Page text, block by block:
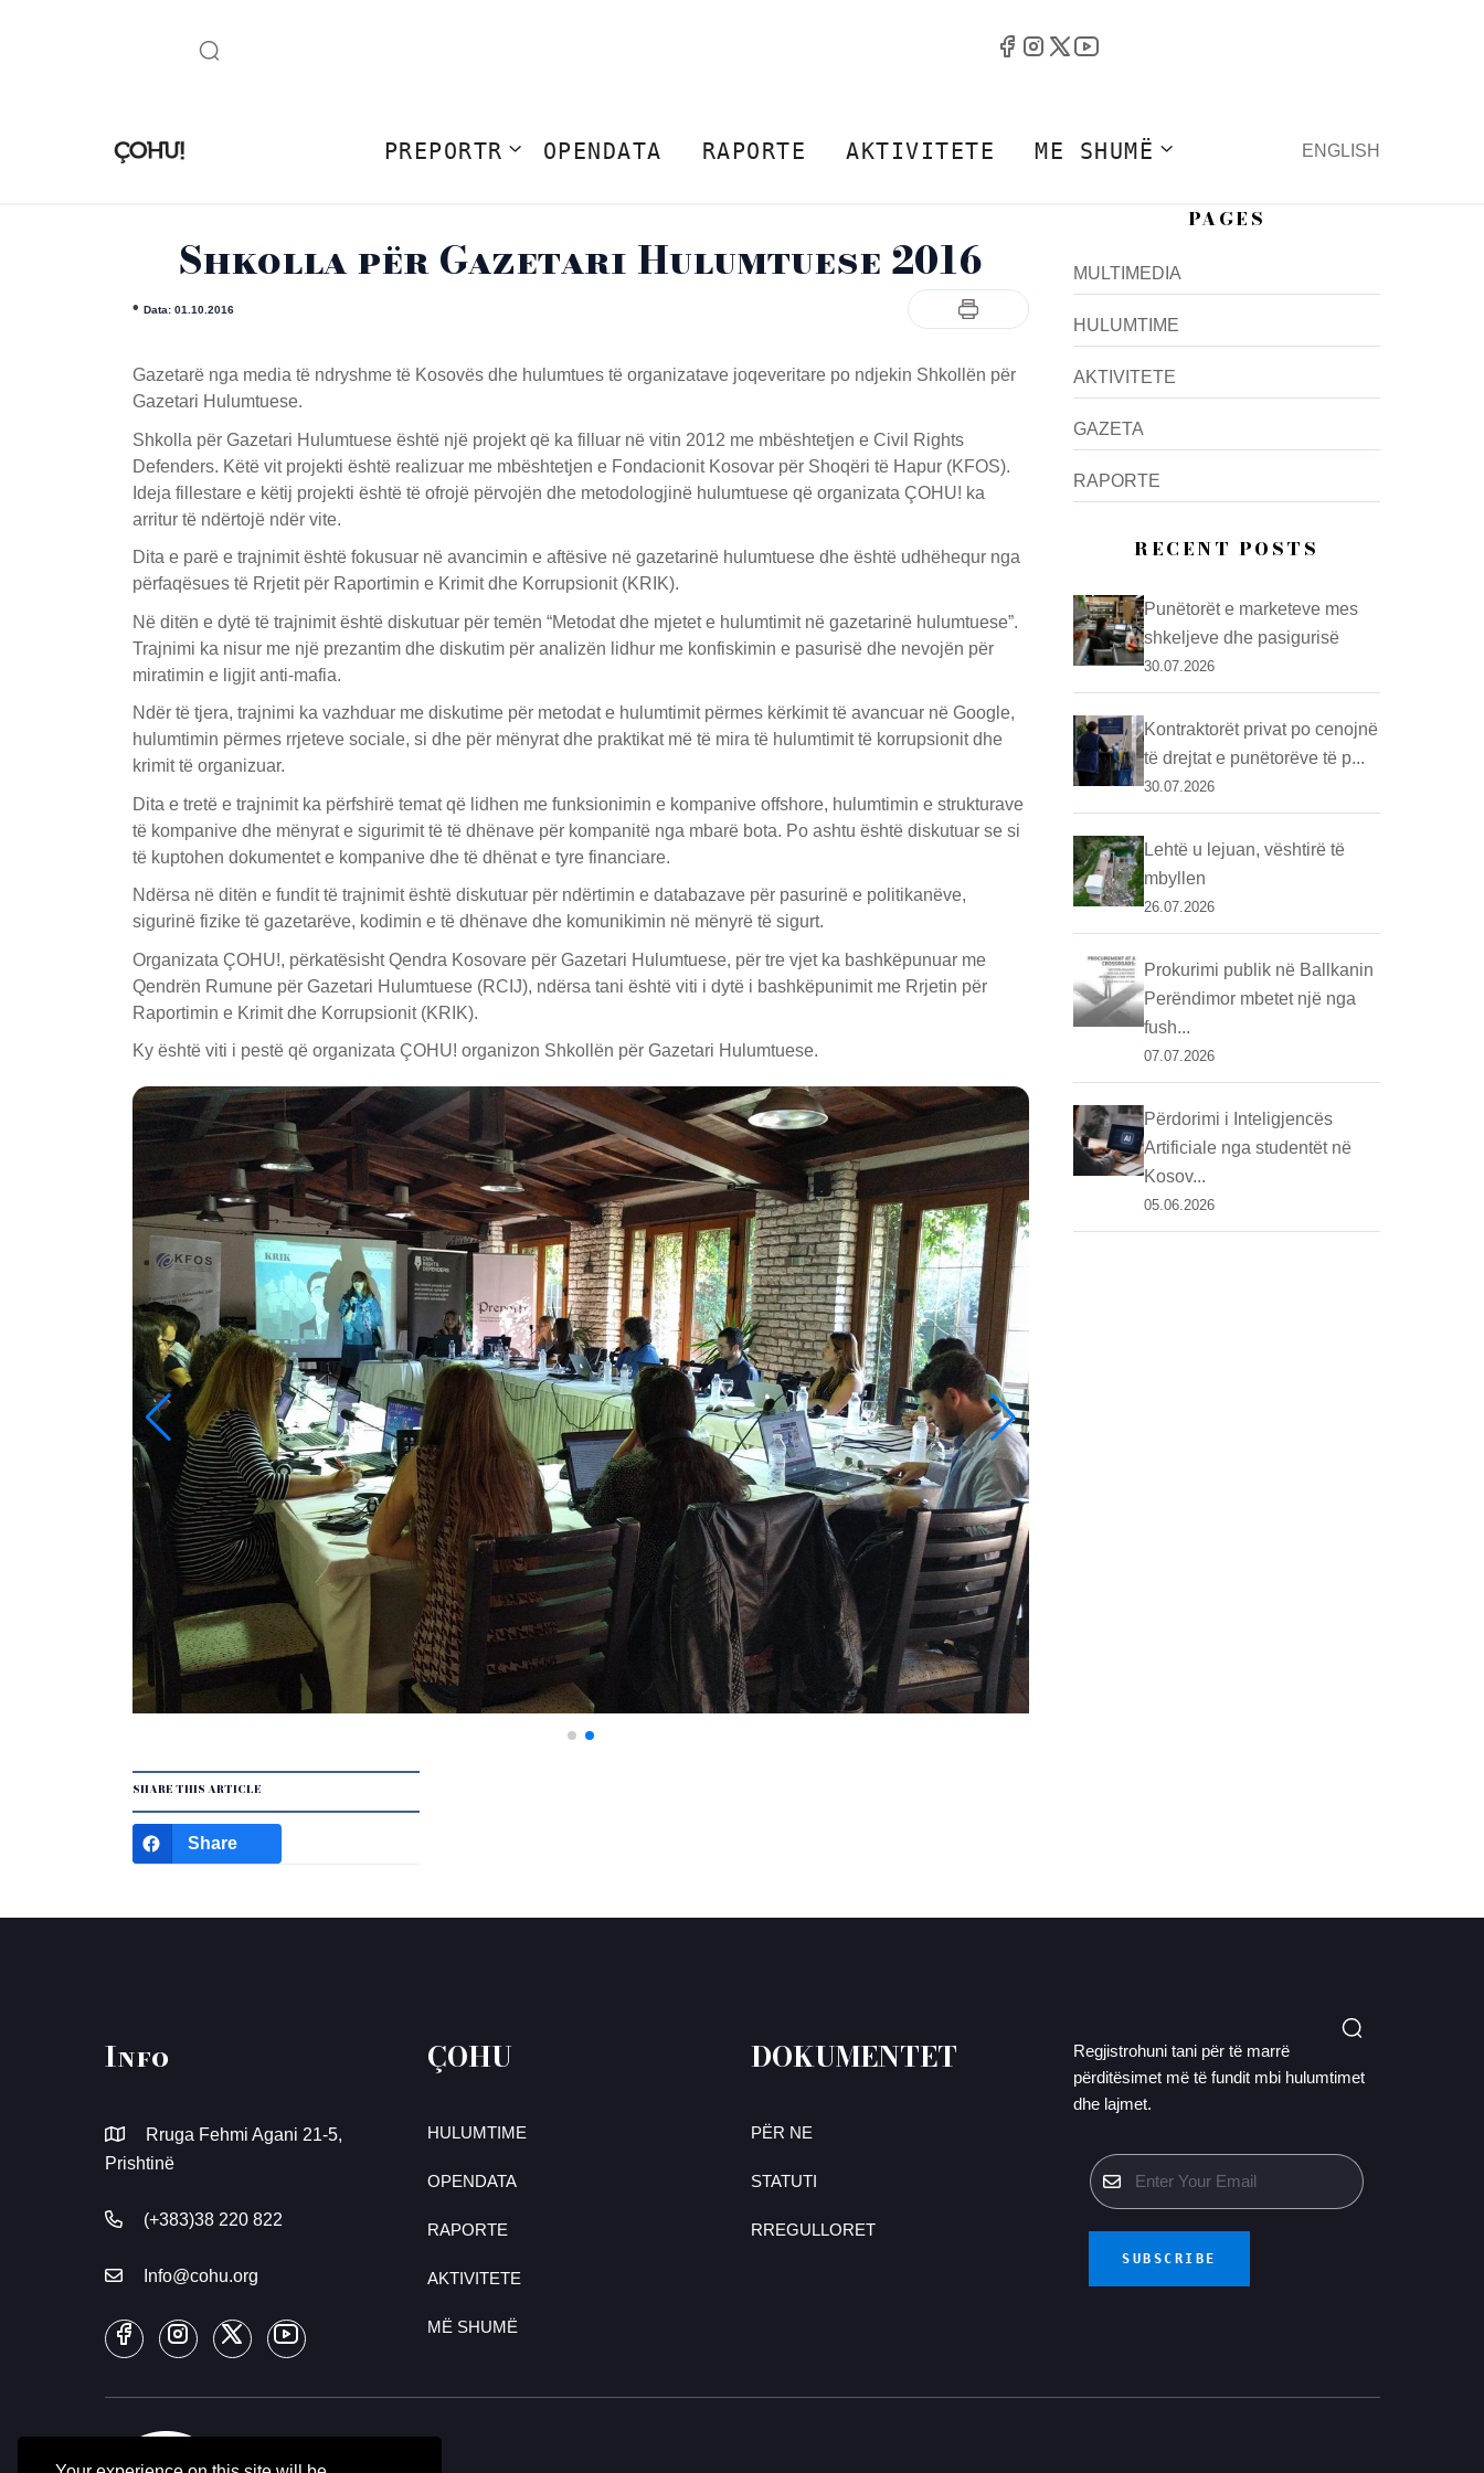
PREPORTR OPENDATA RAPORTE AKTIVITETE ME SHUMË ENGLISH
Shkolla për Gazetari Hulumtuese 2016
• Data: 01.10.2016
Gazetarë nga media të ndryshme të Kosovës dhe hulumtues të organizatave joqeveritare po ndjekin Shkollën për
Gazetari Hulumtuese.
Shkolla për Gazetari Hulumtuese është një projekt që ka filluar në vitin 2012 me mbështetjen e Civil Rights
Defenders. Këtë vit projekti është realizuar me mbështetjen e Fondacionit Kosovar për Shoqëri të Hapur (KFOS).
Ideja fillestare e këtij projekti është të ofrojë përvojën dhe metodologjinë hulumtuese që organizata ÇOHU! ka
arritur të ndërtojë ndër vite.
Dita e parë e trajnimit është fokusuar në avancimin e aftësive në gazetarinë hulumtuese dhe është udhëhequr nga
përfaqësues të Rrjetit për Raportimin e Krimit dhe Korrupsionit (KRIK).
Në ditën e dytë të trajnimit është diskutuar për temën “Metodat dhe mjetet e hulumtimit në gazetarinë hulumtuese”.
Trajnimi ka nisur me një prezantim dhe diskutim për analizën lidhur me konfiskimin e pasurisë dhe nevojën për
miratimin e ligjit anti-mafia.
Ndër të tjera, trajnimi ka vazhduar me diskutime për metodat e hulumtimit përmes kërkimit të avancuar në Google,
hulumtimin përmes rrjeteve sociale, si dhe për mënyrat dhe praktikat më të mira të hulumtimit të korrupsionit dhe
krimit të organizuar.
Dita e tretë e trajnimit ka përfshirë temat që lidhen me funksionimin e kompanive offshore, hulumtimin e strukturave
të kompanive dhe mënyrat e sigurimit të të dhënave për kompanitë nga mbarë bota. Po ashtu është diskutuar se si
të kuptohen dokumentet e kompanive dhe të dhënat e tyre financiare.
Ndërsa në ditën e fundit të trajnimit është diskutuar për ndërtimin e databazave për pasurinë e politikanëve,
sigurinë fizike të gazetarëve, kodimin e të dhënave dhe komunikimin në mënyrë të sigurt.
Organizata ÇOHU!, përkatësisht Qendra Kosovare për Gazetari Hulumtuese, për tre vjet ka bashkëpunuar me
Qendrën Rumune për Gazetari Hulumtuese (RCIJ), ndërsa tani është viti i dytë i bashkëpunimit me Rrjetin për
Raportimin e Krimit dhe Korrupsionit (KRIK).
Ky është viti i pestë që organizata ÇOHU! organizon Shkollën për Gazetari Hulumtuese.
SHARE THIS ARTICLE
Share
PAGES
MULTIMEDIA
HULUMTIME
AKTIVITETE
GAZETA
RAPORTE
RECENT POSTS
Punëtorët e marketeve mes
shkeljeve dhe pasigurisë
30.07.2026
Kontraktorët privat po cenojnë
të drejtat e punëtorëve të p...
30.07.2026
Lehtë u lejuan, vështirë të
mbyllen
26.07.2026
Prokurimi publik në Ballkanin
Perëndimor mbetet një nga
fush...
07.07.2026
Përdorimi i Inteligjencës
Artificiale nga studentët në
Kosov...
05.06.2026
Info
Rruga Fehmi Agani 21-5,
Prishtinë
(+383)38 220 822
Info@cohu.org
ÇOHU
HULUMTIME
OPENDATA
RAPORTE
AKTIVITETE
MË SHUMË
DOKUMENTET
PËR NE
STATUTI
RREGULLORET
Regjistrohuni tani për të marrë
përditësimet më të fundit mbi hulumtimet
dhe lajmet.
SUBSCRIBE